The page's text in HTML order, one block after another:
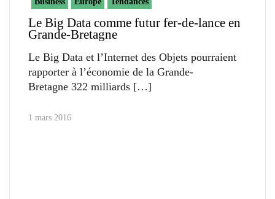
Le Big Data comme futur fer-de-lance en
Grande-Bretagne
Le Big Data et l’Internet des Objets pourraient
rapporter à l’économie de la Grande-
Bretagne 322 milliards
1 mars 2016